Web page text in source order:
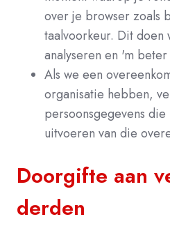
over je browser zoals
taalvoorkeur. Dit doen
analyseren en 'm
Als we een
organisatie hebben,
persoonsgegevens
uitvoeren van die
Doorgifte aan
derden